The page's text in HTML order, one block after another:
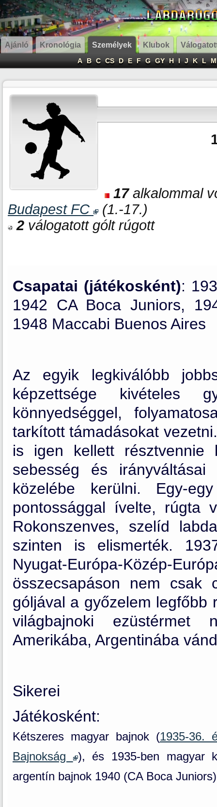
Ajánló Kronológia Személyek Klubok
A B C CS D E F G GY H I J K L M
17alkalommal
Budapest FC
(1.-17.)
2 válogatott gólt rúgott
Csapatai (játékosként):
1942 CA Boca Juniors,
1948 Maccabi Buenos Aires
Az egyik legkiválóbb
képzettsége kivételes
könnyedséggel,
tarkított támadásokat
is igen kellett résztvennie
sebesség és
közelébe kerülni. Egy-
pontossággal ívelte,
Rokonszenves, szelíd
szinten is elismerték.
Nyugat-Európa-Közép-
összecsapáson nem csak
góljával a győzelem legfőbb
világbajnoki ezüstérmet
Amerikába, Argentinába
Sikerei
Játékosként:
Kétszeres magyar bajnok (1935-36.
Bajnokság
), és 1935-ben magyar
argentín bajnok 1940 (CA Boca Juniors)